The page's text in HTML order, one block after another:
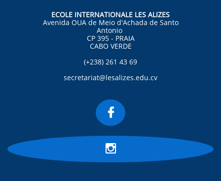
ECOLE INTERNATIONALE LES ALIZES
Avenida OUA de Meio d'Achada de Santo
Antonio
CP 395 - PRAIA
CABO VERDE
(+238) 261 43 69
secretariat@lesalizes.edu.cv

